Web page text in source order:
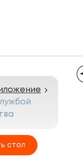
стол